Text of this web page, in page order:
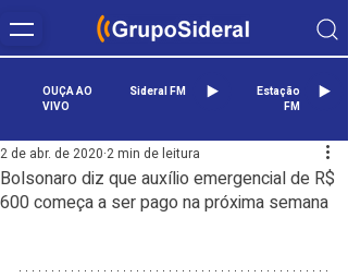
OUÇA AO
VIVO
Sideral FM
Estação
FM
Bolsonaro diz que auxílio emergencial de R$
600 começa a ser pago na próxima semana
2 de abr. de 2020 2 min de leitura